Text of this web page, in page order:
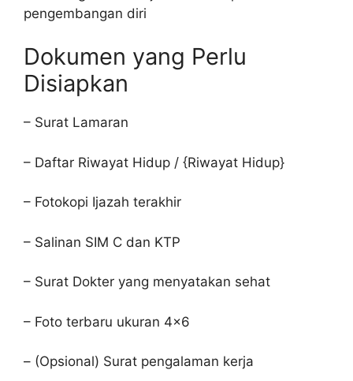
pengembangan diri
Dokumen yang Perlu
Disiapkan
– Surat Lamaran
– Daftar Riwayat Hidup / {Riwayat Hidup}
– Fotokopi Ijazah terakhir
– Salinan SIM C dan KTP
– Surat Dokter yang menyatakan sehat
– Foto terbaru ukuran 4×6
– (Opsional) Surat pengalaman kerja